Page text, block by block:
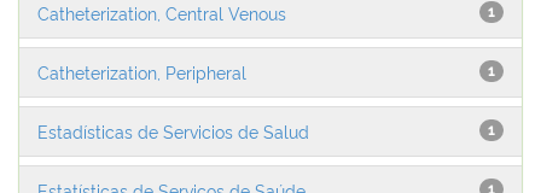
1
Catheterization, Central Venous
1
Catheterization, Peripheral
1
Estadísticas de Servicios de Salud
1